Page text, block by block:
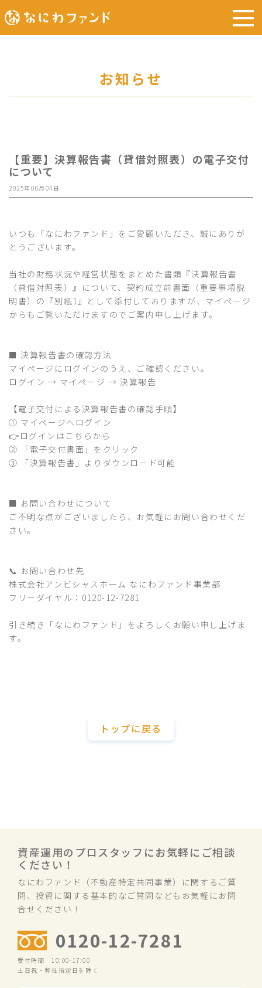
お知らせ
【重要】決算報告書（貸借対照表）の電子交付
について
2025年06月04日
いつも「なにわファンド」をご愛顧いただき、誠にありが
とうございます。
当社の財務状況や経営状態をまとめた書類『決算報告書
（貸借対照表）』について、契約成立前書面（重要事項説
明書）の『別紙1』として添付しておりますが、マイページ
からもご覧いただけますのでご案内申し上げます。
■ 決算報告書の確認方法
マイページにログインのうえ、ご確認ください。
ログイン → マイページ → 決算報告
【電子交付による決算報告書の確認手順】
① マイページへログイン
👉 ログインはこちらから
② 「電子交付書面」をクリック
③ 「決算報告書」よりダウンロード可能
■ お問い合わせについて
ご不明な点がございましたら、お気軽にお問い合わせくだ
さい。
📞 お問い合わせ先
株式会社アンビシャスホーム なにわファンド事業部
フリーダイヤル：0120-12-7281
引き続き「なにわファンド」をよろしくお願い申し上げま
す。
トップに戻る
資産運用のプロスタッフにお気軽にご相談
ください！
なにわファンド（不動産特定共同事業）に関するご質
問、投資に関する基本的なご質問などもお気軽にお問
合せください！
0120-12-7281
受付時間 10:00-17:00
土日祝・弊社指定日を除く